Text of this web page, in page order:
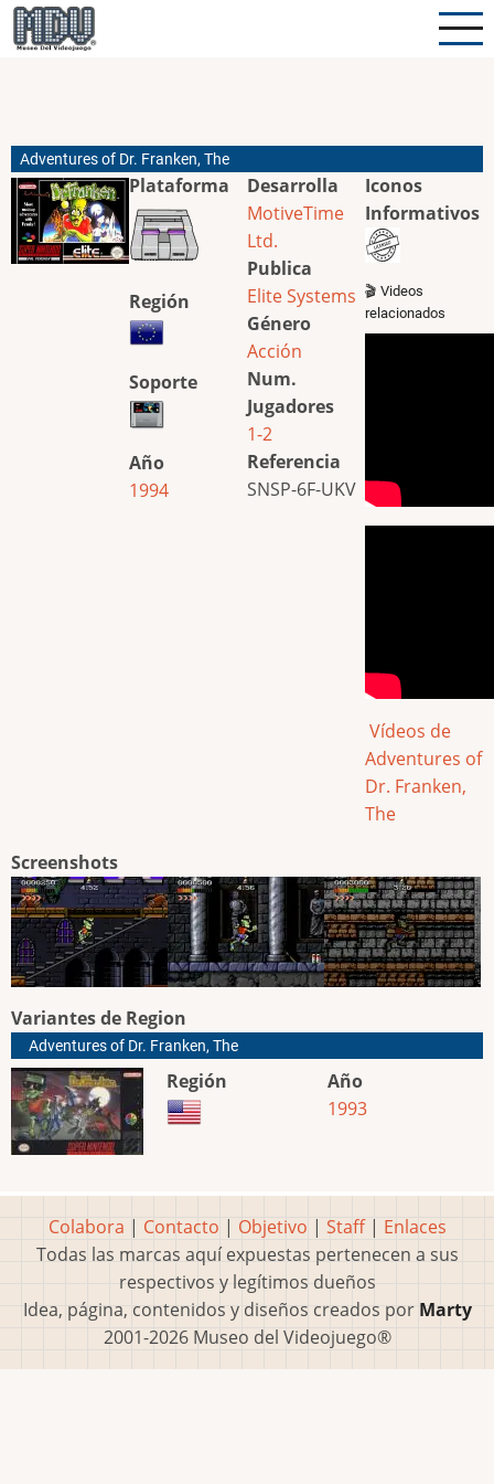
Pasar
al
Adventures of Dr. Franken, The
Plataforma
Región
Soporte
Año
1994
Desarrolla
MotiveTime
Ltd.
Publica
Elite Systems
Género
Acción
Num.
Jugadores
1-2
Referencia
SNSP-6F-UKV
Iconos
Informativos
🎬 Videos
relacionados
Vídeos de
Adventures of
Dr. Franken,
The
Screenshots
Variantes de Region
Adventures of Dr. Franken, The
Región
Año
1993
Colabora | Contacto | Objetivo | Staff| Enlaces
Todas las marcas aquí expuestas pertenecen a sus
respectivos y legítimos dueños
Idea, página, contenidos y diseños creados por Marty
2001-2026 Museo del Videojuego®